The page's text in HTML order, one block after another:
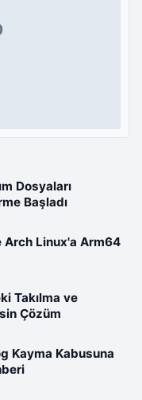
Dosyaları
Başladı
Arch Linux'a Arm64
Takılma ve
Çözüm
Kayma Kabusuna